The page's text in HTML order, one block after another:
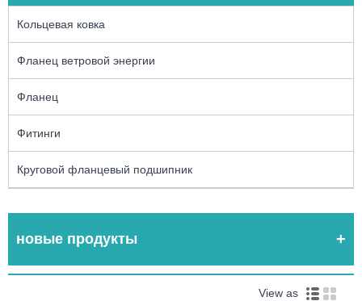
Кольцевая ковка
Фланец ветровой энергии
Фланец
Фитинги
Круговой фланцевый подшипник
новые продукты
View as